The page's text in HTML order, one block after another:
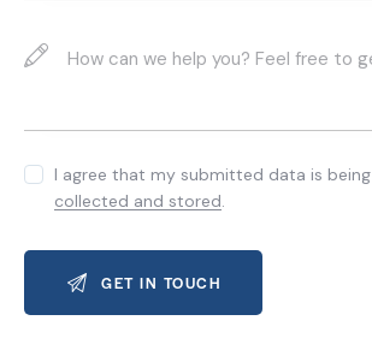
I agree that my submitted data is being
collected and stored.